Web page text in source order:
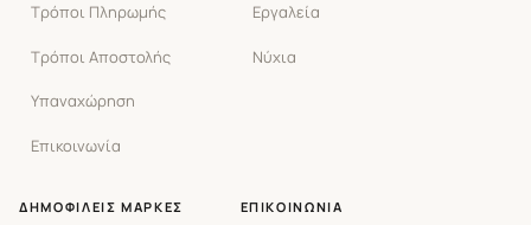
Τρόποι Πληρωμής
Τρόποι Αποστολής
Υπαναχώρηση
Επικοινωνία
Εργαλεία
Νύχια
ΔΗΜΟΦΙΛΕΊΣ ΜΆΡΚΕΣ ΕΠΙΚΟΙΝΩΝΊΑ